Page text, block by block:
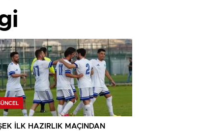
İLK HAZIRLIK MAÇINDAN